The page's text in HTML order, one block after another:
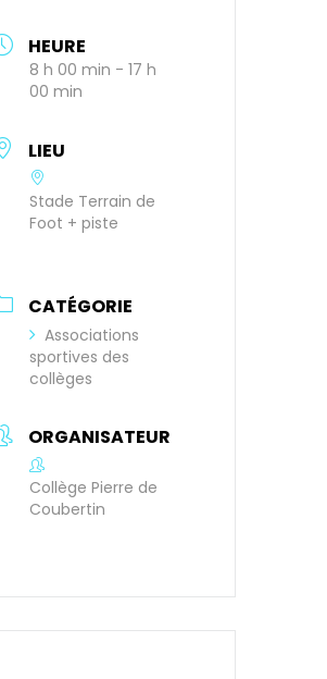
HEURE
8 h 00 min - 17 h
00 min
LIEU
Stade Terrain de
Foot + piste
CATÉGORIE
Associations
sportives des
collèges
ORGANISATEUR
Collège Pierre de
Coubertin